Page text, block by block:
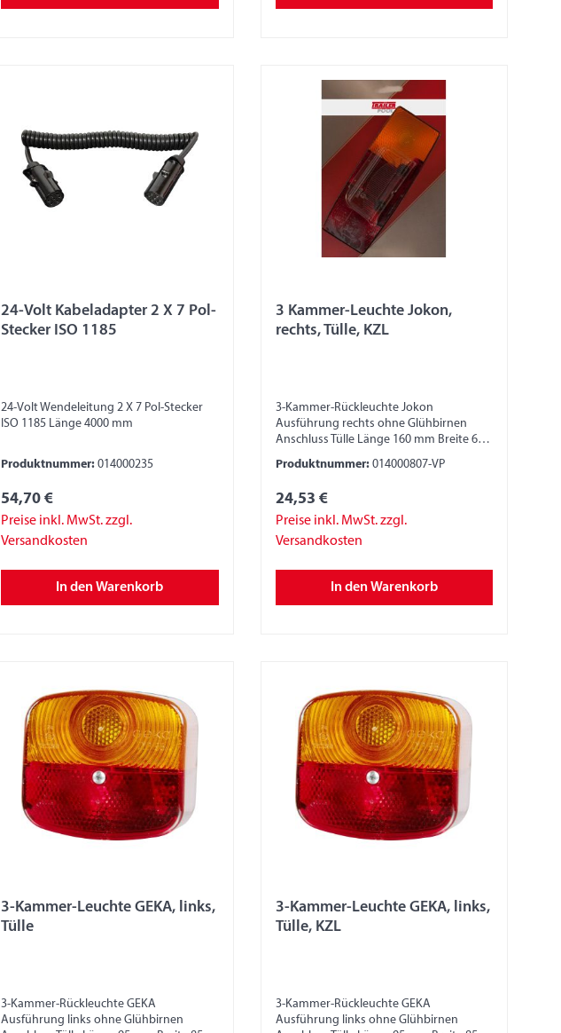
24-Volt Kabeladapter 2 X 7 Pol-
Stecker ISO 1185
24-Volt Wendeleitung 2 X 7 Pol-Stecker
ISO 1185 Länge 4000 mm
Produktnummer: 014000235
54,70 €
Preise inkl. MwSt. zzgl.
Versandkosten
In den Warenkorb
3 Kammer-Leuchte Jokon,
rechts, Tülle, KZL
3-Kammer-Rückleuchte Jokon
Ausführung rechts ohne Glühbirnen
Anschluss Tülle Länge 160 mm Breite 65
mm Höhe 52 mm Funktionen
Schlusslicht Bremslicht Blinklicht
verpackt auf Skinkarton
Produktnummer: 014000807-VP
24,53 €
Preise inkl. MwSt. zzgl.
Versandkosten
In den Warenkorb
3-Kammer-Leuchte GEKA, links,
Tülle
3-Kammer-Rückleuchte GEKA
Ausführung links ohne Glühbirnen
3-Kammer-Leuchte GEKA, links,
Tülle, KZL
3-Kammer-Rückleuchte GEKA
Ausführung links ohne Glühbirnen